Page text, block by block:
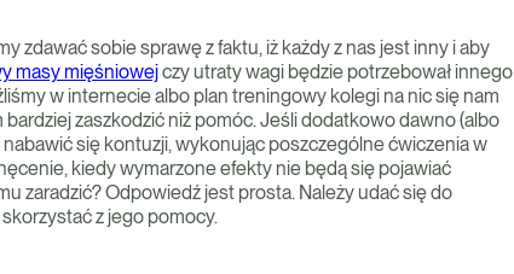
zdawać sobie sprawę z faktu, iż każdy z nas jest inny i aby
masy mięśniowejczy utraty wagi będzie potrzebował innego
w internecie albo plan treningowy kolegi na nic się nam
zaszkodzić niż pomóc. Jeśli dodatkowo dawno (albo
się kontuzji, wykonując poszczególne ćwiczenia w
kiedy wymarzone efekty nie będą się pojawiać
zaradzić? Odpowiedź jest prosta. Należy udać się do
z jego pomocy.